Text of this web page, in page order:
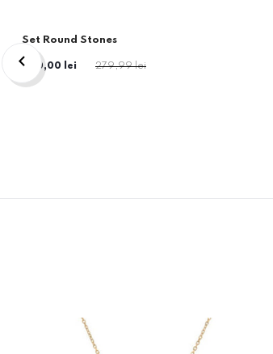
-32%
Set Round Stones
220,00 lei 279,99 lei